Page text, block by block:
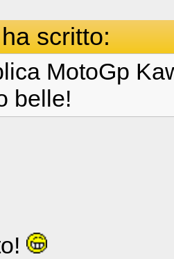
scritto:
MotoGp
belle!